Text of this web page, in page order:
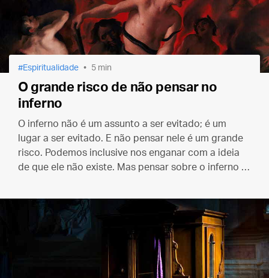
Espiritualidade 5 min
O grande risco de não pensar no
inferno
O inferno não é um assunto a ser evitado; é um
lugar a ser evitado. E não pensar nele é um grande
risco. Podemos inclusive nos enganar com a ideia
de que ele não existe. Mas pensar sobre o inferno é